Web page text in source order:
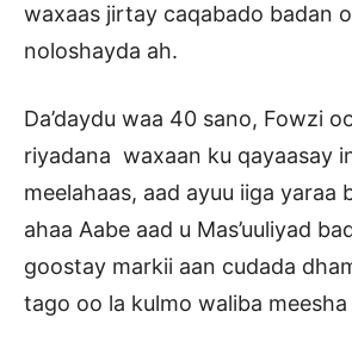
waxaas jirtay caqabado badan
noloshayda ah.
Da’daydu waa 40 sano, Fowzi
riyadana waxaan ku qayaasay
meelahaas, aad ayuu iiga yaraa
ahaa Aabe aad u Mas’uuliyad
goostay markii aan cudada
tago oo la kulmo waliba